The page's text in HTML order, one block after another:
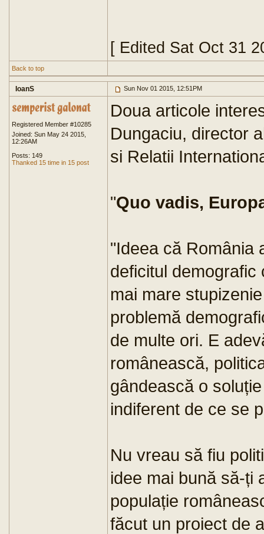
[ Edited Sat Oct 31
Back to top
IoanS Sun Nov 01 2015, 12:51PM
Registered Member #10285
Joined: Sun May 24 2015,
12:26AM
Posts: 149
Thanked 15 time in 15 post
Doua articole
Dungaciu, director
si Relatii
"Quo vadis,
"Ideea că România
deficitul demografic
mai mare
problemă
de multe ori. E
românească,
gândească o
indiferent de ce se
Nu vreau să fiu
idee mai bună să-ți
populație
făcut un proiect de